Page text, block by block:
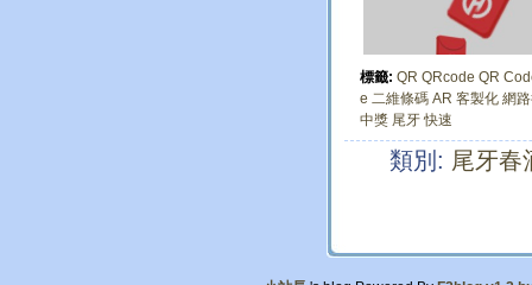
標籤: QR QRcode QR
e 二維條碼 AR 客製化 網
中獎 尾牙 快速
類別: 尾牙春